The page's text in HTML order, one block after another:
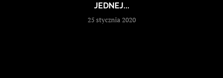
JEDNEJ...
25 stycznia 2020